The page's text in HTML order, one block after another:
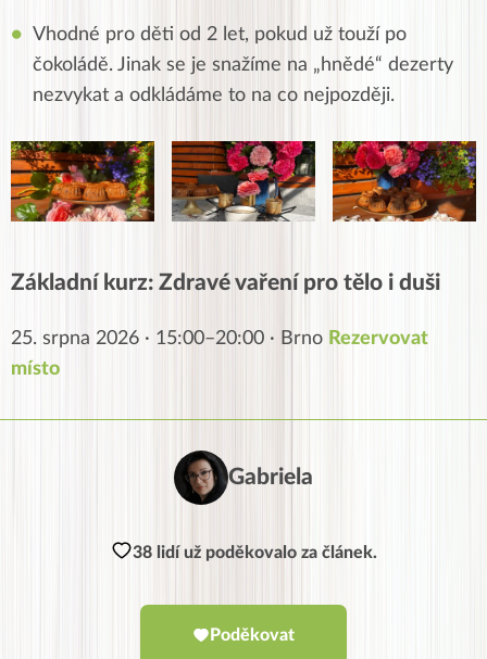
Vhodné pro děti od 2 let, pokud už touží po
čokoládě. Jinak se je snažíme na „hnědé“ dezerty
nezvykat a odkládáme to na co nejpozději.
Základní kurz: Zdravé vaření pro tělo i duši
25. srpna 2026 · 15:00–20:00 · Brno Rezervovat
místo
Gabriela
38 lidí už poděkovalo za článek.
Poděkovat